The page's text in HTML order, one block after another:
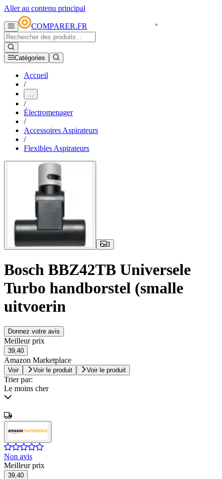
Aller au contenu principal
COMPARER.FR
Catégories
Accueil
/
...
/
Électromenager
/
Accessoires Aspirateurs
/
Flexibles Aspirateurs
3
Bosch BBZ42TB Universele
Turbo handborstel (smalle
uitvoerin
Donnez votre avis
Meilleur prix
39,40
Amazon Marketplace
Voir Voir le produit Voir le produit
Trier par:
Le moins cher
Non avis
Meilleur prix
39,40